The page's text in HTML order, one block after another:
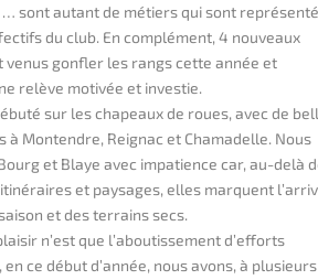
… sont autant de métiers qui sont
du club. En complément, 4 nouveaux
venus gonfler les rangs cette année et
relève motivée et investie.
sur les chapeaux de roues, avec de
à Montendre, Reignac et Chamadelle. Nous
et Blaye avec impatience car, au-delà
et paysages, elles marquent
et des terrains secs.
n’est que l’aboutissement d’efforts
ce début d’année, nous avons, à plusieurs